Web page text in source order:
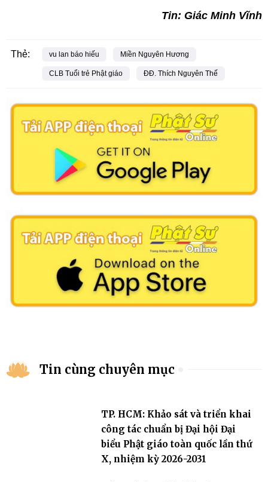
Tin: Giác Minh Vĩnh
Thẻ: vu lan báo hiếu Miền Nguyên Hương
CLB Tuổi trẻ Phật giáo ĐĐ. Thích Nguyên Thế
Tin cùng chuyên mục
TP. HCM: Khảo sát và triển khai
công tác chuẩn bị Đại hội Đại
biểu Phật giáo toàn quốc lần thứ
X, nhiệm kỳ 2026-2031